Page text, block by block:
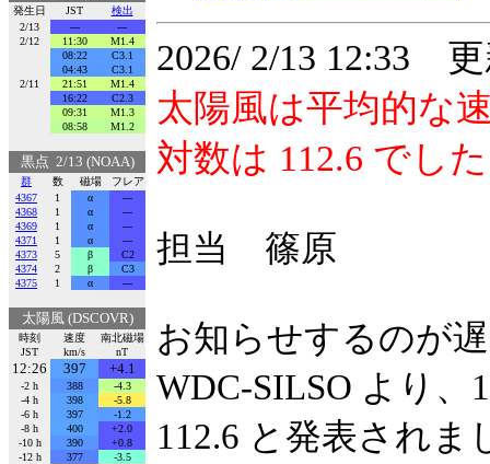
発生日 JST
検出
2/13
---
---
2/12
11:30
M1.4
08:22
C3.1
04:43
C3.1
2/11
21:51
M1.4
16:22
C2.3
09:31
M1.3
08:58
M1.2
黒点 2/13 (NOAA)
群 数 磁場
フレア
4367
1 α
---
4368
1 α
---
4369
1 α
---
4371
1 α
---
4373
5 β
C2
4374
2 β
C3
4375
1 α ---
太陽風 (DSCOVR)
時刻
JST
速度
km/s
南北磁場
nT
12:26 397 +4.1
-2 h 388
-4.3
-4 h
398
-5.8
-6 h
397
-1.2
-8 h
400
+2.0
-10 h
390
+0.8
-12 h
377 -3.5
2026/ 2/13 12:33
太陽風は平均的な
対数は 112.6 でし
担当 篠原
お知らせするのが
WDC-SILSO より
112.6 と発表されま